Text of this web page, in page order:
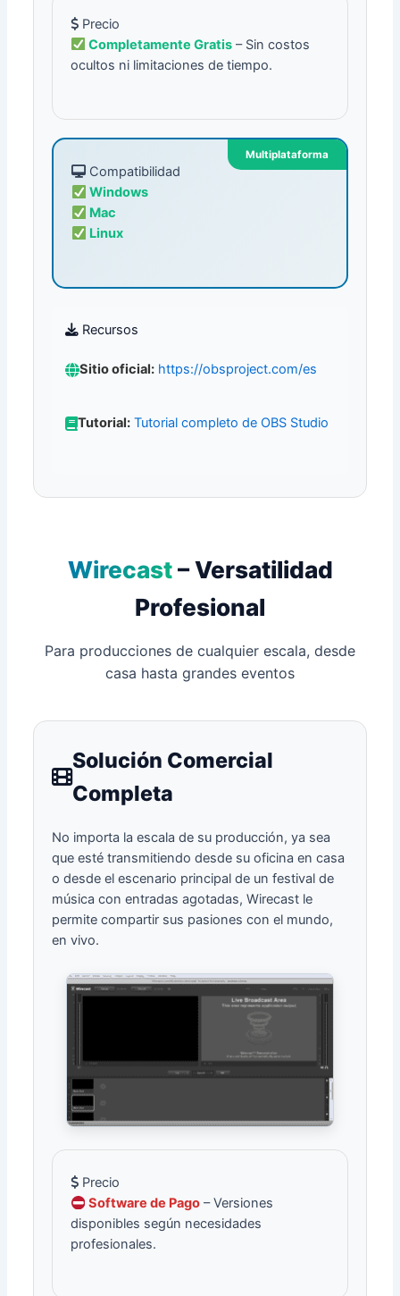
Precio
Completamente Gratis – Sin costos
ocultos ni limitaciones de tiempo.
Multiplataforma
Compatibilidad
Windows
Mac
Linux
Recursos
Sitio oficial: https://obsproject.com/es
Tutorial: Tutorial completo de OBS Studio
Wirecast– Versatilidad
Profesional
Para producciones de cualquier escala, desde
casa hasta grandes eventos
Solución Comercial
Completa
No importa la escala de su producción, ya sea
que esté transmitiendo desde su oficina en casa
o desde el escenario principal de un festival de
música con entradas agotadas, Wirecast le
permite compartir sus pasiones con el mundo,
en vivo.
Precio
Software de Pago – Versiones
disponibles según necesidades
profesionales.